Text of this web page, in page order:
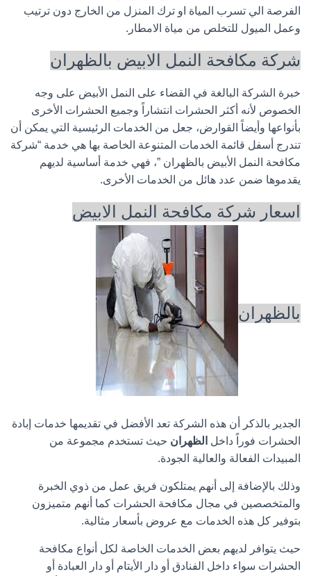
الفرصة الي تسرب المياة او ترك المنزل من الخارج دون ترتيب
وعمل الميول للتخلص من مياة الامطار.
شركة مكافحة النمل الابيض بالظهران
خبرة الشركة البالغة في القضاء على النمل الأبيض على وجه
الخصوص لأنه أكثر الحشرات انتشاراً وجميع الحشرات الأخرى
بأنواعها وأيضاً القوارض، جعل من الخدمات الرئيسية التي يمكن أن
تندرج أسفل قائمة الخدمات المتنوعة الخاصة بها هي خدمة “شركة
مكافحة النمل الأبيض بالظهران ”، فهي خدمة أساسية لديهم
يقدموها ضمن عدد هائل من الخدمات الأخرى.
اسعار شركة مكافحة النمل الابيض
بالظهران
الجدير بالذكر أن هذه الشركة تعد الأفضل في تقديمها خدمات إبادة
الحشرات فوراً داخل الظهران حيث تستخدم مجموعة من
المبيدات الفعالة والعالية الجودة.
وذلك بالإضافة إلى أنهم يمتلكون فريق عمل من ذوي الخبرة
والمتخصصين في مجال مكافحة الحشرات كما أنهم متميزون
بتوفير كل هذه الخدمات مع عروض بأسعار مثالية.
حيث يتوافر لديهم بعض الخدمات الخاصة لكل أنواع مكافحة
الحشرات سواء داخل الفنادق أو دار الأيتام أو دار العبادة أو